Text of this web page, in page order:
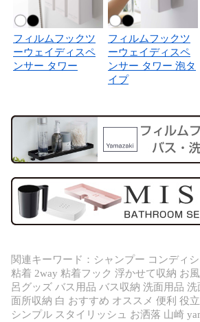
フィルムフックツ
ーウェイディスペ
ンサー タワー
フィルムフックツ
ーウェイディスペ
ンサー タワー 泡タ
イプ
関連キーワード：シャンプー コンディ
粘着 2way 粘着フック 浮かせて収納 お
呂グッズ バス用品 バス収納 洗面用品
面所収納 白 おすすめ オススメ 便利 役
シンプル スタイリッシュ お洒落 山崎